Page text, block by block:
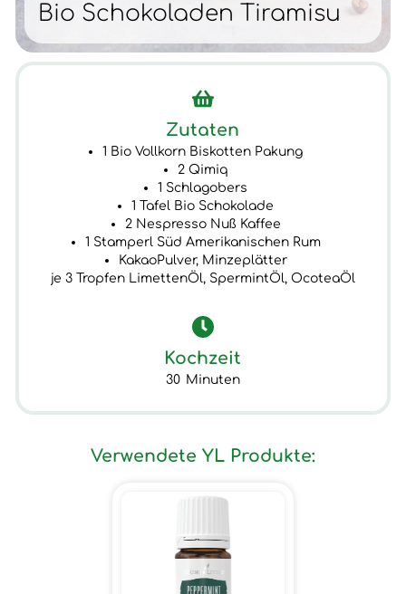
Bio Schokoladen Tiramisu
Zutaten
1 Bio Vollkorn Biskotten Pakung
2 Qimiq
1 Schlagobers
1 Tafel Bio Schokolade
2 Nespresso Nuß Kaffee
1 Stamperl Süd Amerikanischen Rum
KakaoPulver, Minzeplätter
je 3 Tropfen LimettenÖl, SpermintÖl, OcoteaÖl
Kochzeit
30 Minuten
Verwendete YL Produkte: